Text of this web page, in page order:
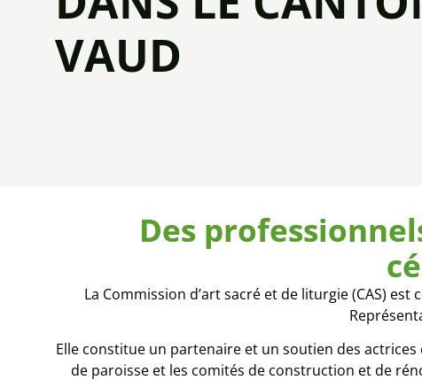
VAUD
Des
La Commission d’art sacré et de liturgie (CAS) est
Elle constitue un partenaire et un soutien des
de paroisse et les comités de construction et de